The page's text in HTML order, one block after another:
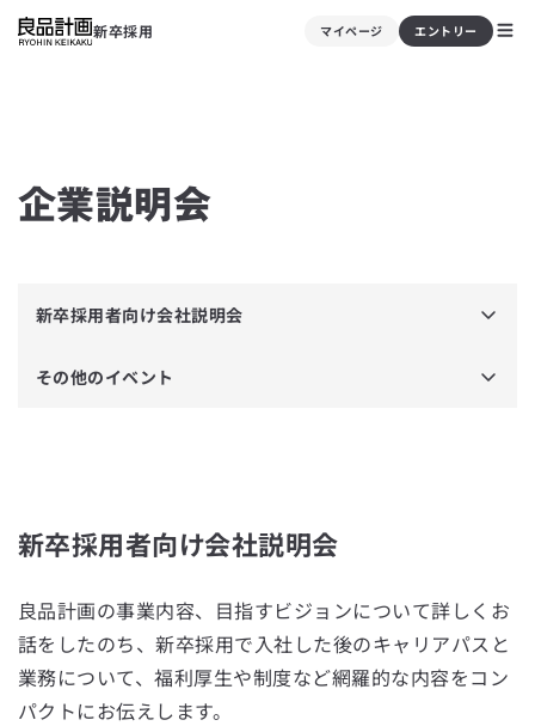
新卒採用 マイページ エントリー
企業説明会
新卒採用者向け会社説明会
その他のイベント
新卒採用者向け会社説明会
良品計画の事業内容、目指すビジョンについて詳しくお
話をしたのち、新卒採用で入社した後のキャリアパスと
業務について、福利厚生や制度など網羅的な内容をコン
パクトにお伝えします。